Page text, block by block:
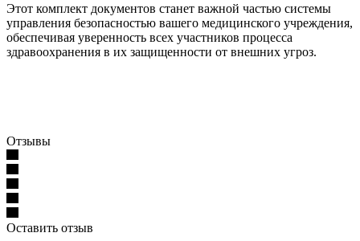
Этот комплект документов станет важной частью системы
управления безопасностью вашего медицинского учреждения,
обеспечивая уверенность всех участников процесса
здравоохранения в их защищенности от внешних угроз.
Отзывы
Оставить отзыв